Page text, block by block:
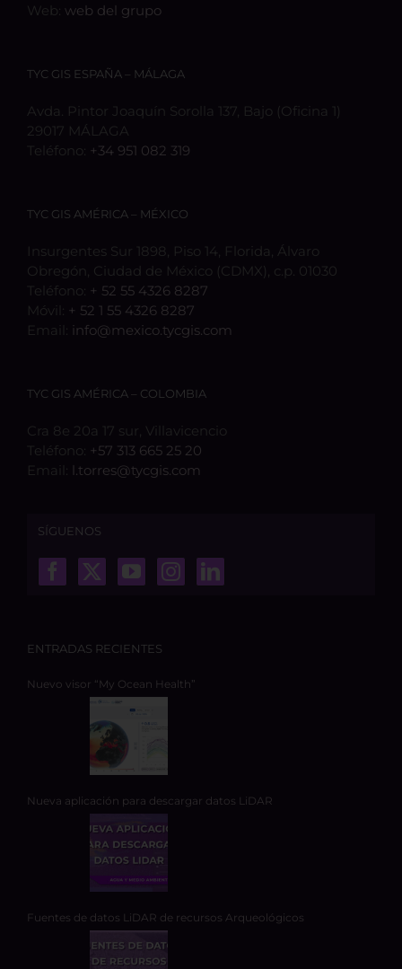
Web: web del grupo
TYC GIS ESPAÑA – MÁLAGA
Avda. Pintor Joaquín Sorolla 137, Bajo (Oficina 1)
29017 MÁLAGA
Teléfono: +34 951 082 319
TYC GIS AMÉRICA – MÉXICO
Insurgentes Sur 1898, Piso 14, Florida, Álvaro
Obregón, Ciudad de México (CDMX), c.p. 01030
Teléfono: + 52 55 4326 8287
Móvil: + 52 1 55 4326 8287
Email: info@mexico.tycgis.com
TYC GIS AMÉRICA – COLOMBIA
Cra 8e 20a 17 sur, Villavicencio
Teléfono: +57 313 665 25 20
Email:
l.torres@tycgis.com
SÍGUENOS
ENTRADAS RECIENTES
Nuevo visor “My Ocean Health”
Nueva aplicación para descargar datos LiDAR
Fuentes de datos LiDAR de recursos Arqueológicos